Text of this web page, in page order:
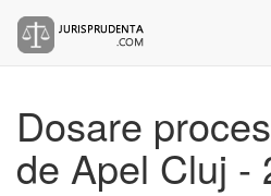
Dosare
de Apel Cluj -